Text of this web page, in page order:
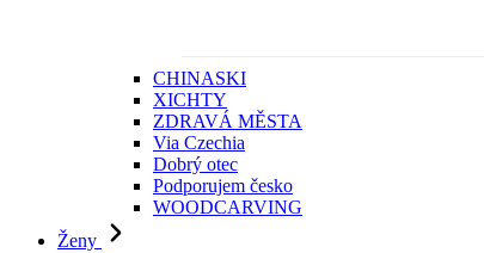
CHINASKI
XICHTY
ZDRAVÁ MĚSTA
Via Czechia
Dobrý otec
Podporujem česko
WOODCARVING
Ženy